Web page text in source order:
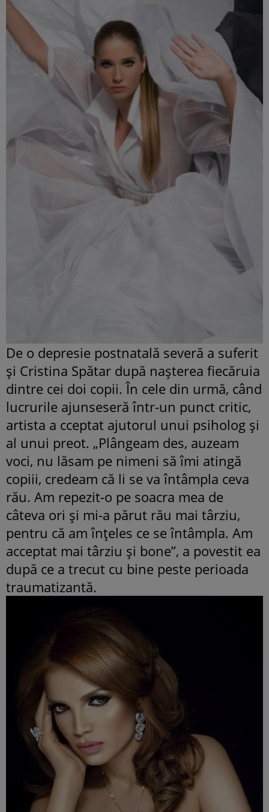
De o depresie postnatală severă a suferit
şi Cristina Spătar după naşterea fiecăruia
dintre cei doi copii. În cele din urmă, când
lucrurile ajunseseră într-un punct critic,
artista a cceptat ajutorul unui psiholog şi
al unui preot. „Plângeam des, auzeam
voci, nu lăsam pe nimeni să îmi atingă
copiii, credeam că li se va întâmpla ceva
rău. Am repezit-o pe soacra mea de
câteva ori şi mi-a părut rău mai târziu,
pentru că am înţeles ce se întâmpla. Am
acceptat mai târziu şi bone”, a povestit ea
după ce a trecut cu bine peste perioada
traumatizantă.